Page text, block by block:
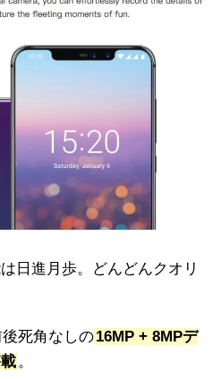
日進月歩。どんどんクオリ
死角なしの16MP + 8MPデ
。